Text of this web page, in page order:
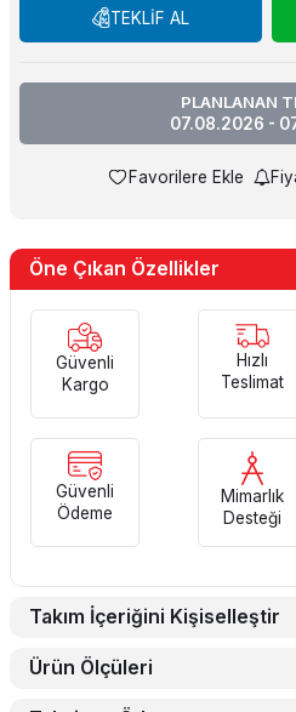
TEKLİF AL
PLANLANAN
07.08.2026 -
Favorilere Ekle
Öne Çıkan Özellikler
Güvenli
Kargo
Hızlı
Teslimat
Güvenli
Ödeme
Mimarlık
Desteği
Takım İçeriğini Kişiselleştir
Ürün Ölçüleri